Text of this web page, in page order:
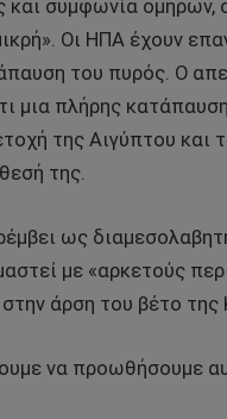
συμφωνία ομήρων,
Οι ΗΠΑ έχουν
του πυρός. Ο
μια πλήρης
της Αιγύπτου
της.
ως
με «αρκετούς
άρση του βέτο της
να προωθήσουμε